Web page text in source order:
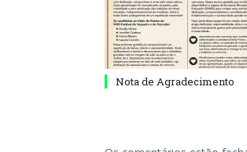
Nota de Agradecimento